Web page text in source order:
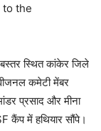
to the
स्थित कांकेर जिले
कमेटी मेंबर
प्रसाद और मीना
कैंप में हथियार सौंपे।